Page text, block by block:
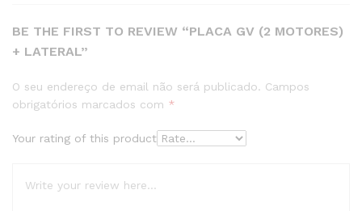
BE THE FIRST TO REVIEW “PLACA GV (2 MOTORES)
+ LATERAL”
O seu endereço de email não será publicado. Campos
obrigatórios marcados com *
Your rating of this product